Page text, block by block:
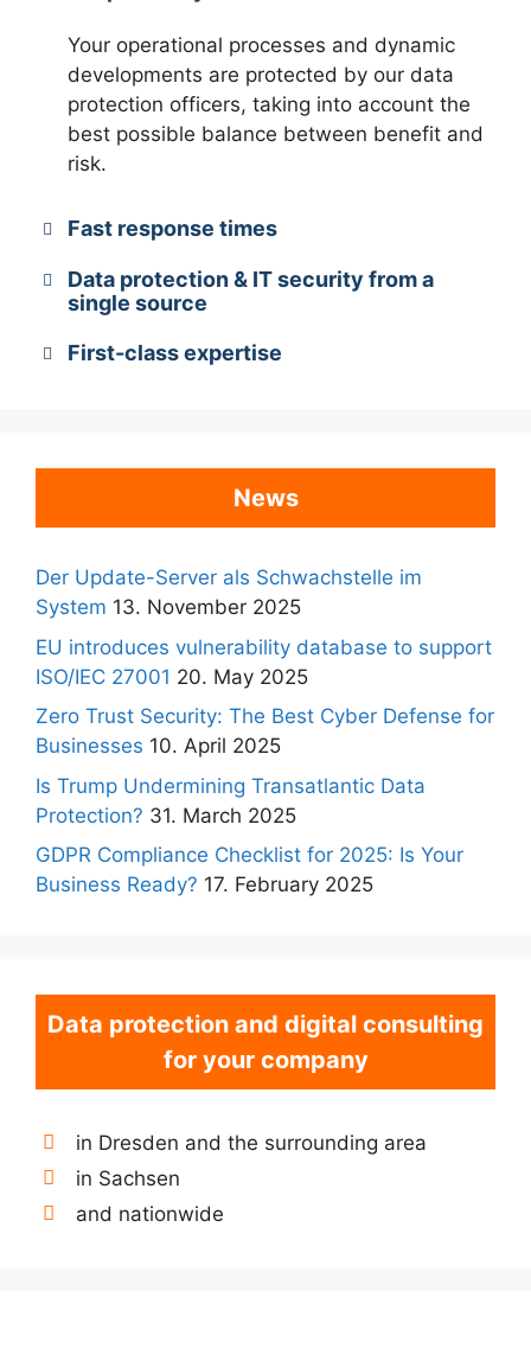
Your operational processes and dynamic
developments are protected by our data
protection officers, taking into account the
best possible balance between benefit and
risk.
Fast response times
Data protection & IT security from a
single source
First-class expertise
News
Der Update-Server als Schwachstelle im
System 13. November 2025
EU introduces vulnerability database to support
ISO/IEC 27001 20. May 2025
Zero Trust Security: The Best Cyber Defense for
Businesses 10. April 2025
Is Trump Undermining Transatlantic Data
Protection? 31. March 2025
GDPR Compliance Checklist for 2025: Is Your
Business Ready? 17. February 2025
Data protection and digital consulting
for your company
in Dresden and the surrounding area
in Sachsen
and nationwide